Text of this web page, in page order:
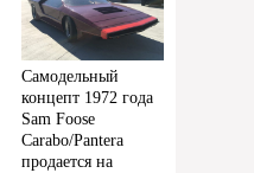
Самодельный
концепт 1972 года
Sam Foose
Carabo/Pantera
продается на